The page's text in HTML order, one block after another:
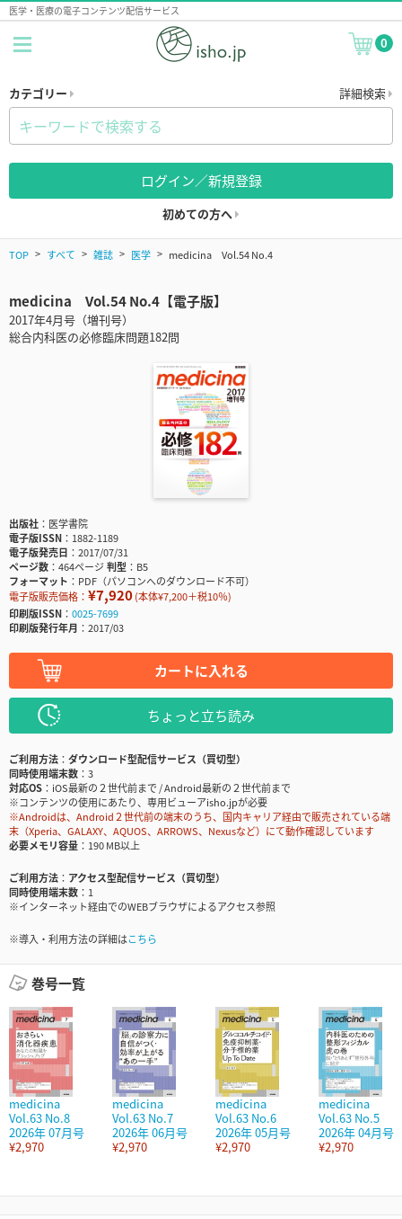
医学・医療の電子コンテンツ配信サービス
0
カテゴリー 詳細検索
ログイン／新規登録
初めての方へ
TOP すべて 雑誌 医学 medicina Vol.54 No.4
medicina Vol.54 No.4【電子版】
2017年4月号（増刊号）
総合内科医の必修臨床問題182問
出版社
医学書院
電子版ISSN
1882-1189
電子版発売日
2017/07/31
ページ数
464ページ判型
B5
フォーマット
PDF（パソコンへのダウンロード不可）
電子版販売価格： ¥7,920(本体¥7,200＋税10％)
印刷版ISSN
0025-7699
印刷版発行年月
2017/03
カートに入れる
ちょっと立ち読み
ご利用方法
ダウンロード型配信サービス（買切型）
同時使用端末数
3
対応OS
iOS最新の２世代前まで / Android最新の２世代前まで
※コンテンツの使用にあたり、専用ビューアisho.jpが必要
※Androidは、Android２世代前の端末のうち、国内キャリア経由で販売されている端
末（Xperia、GALAXY、AQUOS、ARROWS、Nexusなど）にて動作確認しています
必要メモリ容量
190 MB以上
ご利用方法
アクセス型配信サービス（買切型）
同時使用端末数
1
※インターネット経由でのWEBブラウザによるアクセス参照
※導入・利用方法の詳細はこちら
巻号一覧
medicina
Vol.63 No.8
2026年 07月号
¥2,970
medicina
Vol.63 No.7
2026年 06月号
¥2,970
medicina
Vol.63 No.6
2026年 05月号
¥2,970
medicina
Vol.63 No.5
2026年 04月号
¥2,970